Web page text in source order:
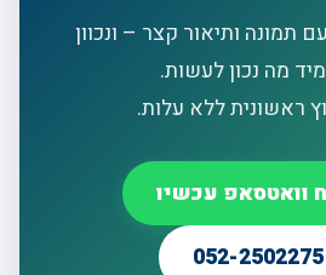
תמונה ותיאור קצר – ונכוון
מה נכון לעשות.
ראשונית ללא עלות.
וואטסאפ עכשיו